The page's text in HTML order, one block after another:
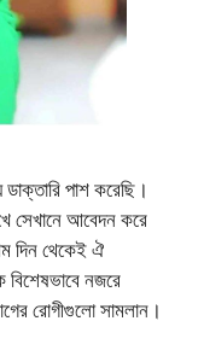
পাশ করেছি।
সেখানে আবেদন করে
দিন থেকেই ঐ
নজরে
রোগীগুলো সামলান।